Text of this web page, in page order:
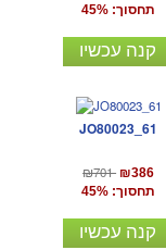
תחסוך: 45%
קנה עכשיו
JO80023_61
₪701 ₪386
תחסוך: 45%
קנה עכשיו